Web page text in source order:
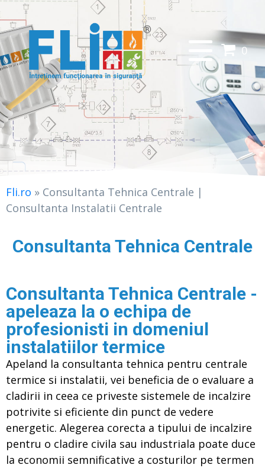
0
Fli.ro » Consultanta Tehnica Centrale |
Consultanta Instalatii Centrale
Consultanta Tehnica Centrale
Consultanta Tehnica Centrale -
apeleaza la o echipa de
profesionisti in domeniul
instalatiilor termice
Apeland la consultanta tehnica pentru centrale
termice si instalatii, vei beneficia de o evaluare a
cladirii in ceea ce priveste sistemele de incalzire
potrivite si eficiente din punct de vedere
energetic. Alegerea corecta a tipului de incalzire
pentru o cladire civila sau industriala poate duce
la economii semnificative a costurilor pe termen